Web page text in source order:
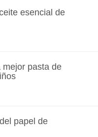
esencial de
mejor pasta de
papel de